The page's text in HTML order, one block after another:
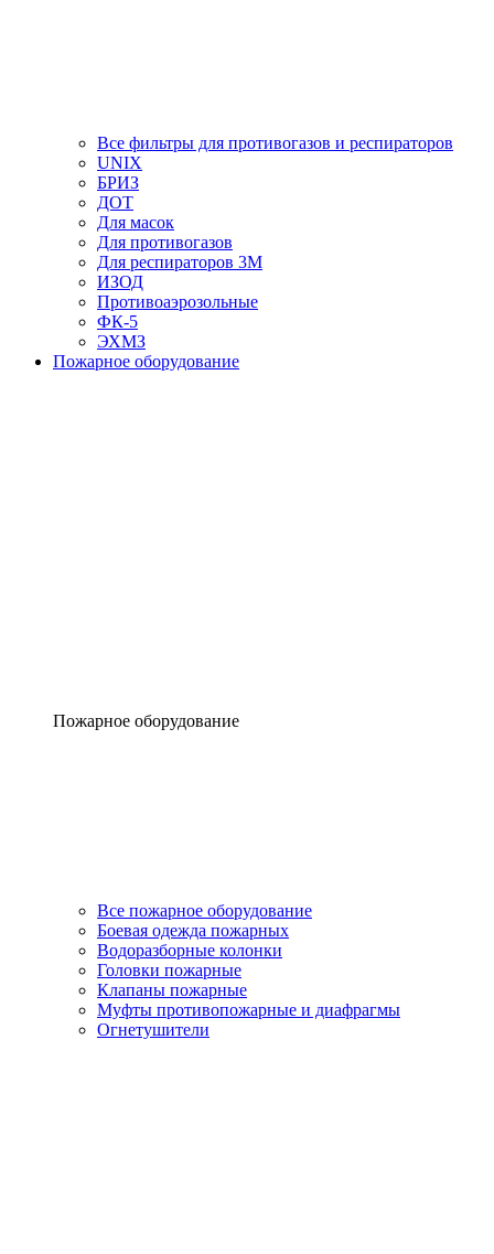
Все фильтры для противогазов и респираторов
UNIX
БРИЗ
ДОТ
Для масок
Для противогазов
Для респираторов 3М
ИЗОД
Противоаэрозольные
ФК-5
ЭХМЗ
Пожарное оборудование
Пожарное оборудование
Все пожарное оборудование
Боевая одежда пожарных
Водоразборные колонки
Головки пожарные
Клапаны пожарные
Муфты противопожарные и диафрагмы
Огнетушители